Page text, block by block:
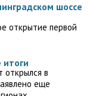
шоссе
открытие первой
открылся в
еще